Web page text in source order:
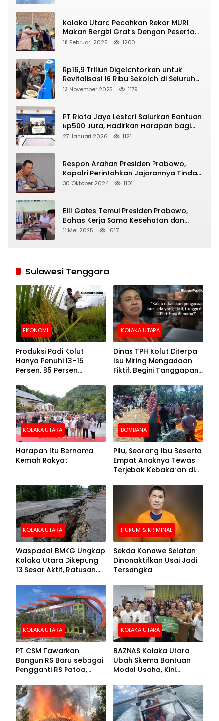
Kolaka Utara Pecahkan Rekor MURI
Makan Bergizi Gratis Dengan Peserta
Terbanyak
18 Februari 2025 1200
Rp16,9 Triliun Digelontorkan untuk
Revitalisasi 16 Ribu Sekolah di Seluruh
Indonesia
13 November 2025 1179
PT Riota Jaya Lestari Salurkan Bantuan
Rp500 Juta, Hadirkan Harapan bagi
Korban Bencana di Sumatera
27 Januari 2026 1121
Respon Arahan Presiden Prabowo,
Kapolri Perintahkan Jajarannya Tindak
Tegas Pelaku Judi Online
30 Oktober 2024 1101
Bill Gates Temui Presiden Prabowo,
Bahas Kerja Sama Kesehatan dan
Program Makan Bergizi Gratis
11 Mei 2025 1017
Sulawesi Tenggara
EKONOMI
Produksi Padi Kolut
Hanya Penuhi 13–15
Persen, 85 Persen
Daerah Tetangga
KOLAKA UTARA
Dinas TPH Kolut Diterpa
Isu Miring Mengadaan
Fiktif, Begini Tanggapan
KOLAKA UTARA
Harapan Itu Bernama
Kemah Rakyat
BOMBANA
Pilu, Seorang Ibu Beserta
Empat Anaknya Tewas
Terjebak Kebakaran di
KOLAKA UTARA
Waspada! BMKG Ungkap
Kolaka Utara Dikepung
13 Sesar Aktif, Ratusan
HUKUM & KRIMINAL
Sekda Konawe Selatan
Dinonaktifkan Usai Jadi
Tersangka
KOLAKA UTARA
PT CSM Tawarkan
Bangun RS Baru sebagai
Pengganti RS Patoa,
Kolut
KOLAKA UTARA
BAZNAS Kolaka Utara
Ubah Skema Bantuan
Modal Usaha, Kini
Barang Senilai Rp419,5
Juta